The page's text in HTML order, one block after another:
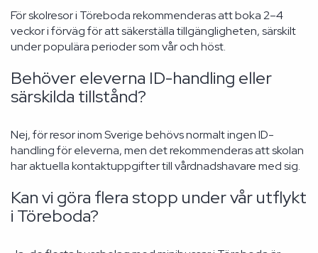
För skolresor i Töreboda rekommenderas att boka 2–4
veckor i förväg för att säkerställa tillgängligheten, särskilt
under populära perioder som vår och höst.
Behöver eleverna ID-handling eller
särskilda tillstånd?
Nej, för resor inom Sverige behövs normalt ingen ID-
handling för eleverna, men det rekommenderas att skolan
har aktuella kontaktuppgifter till vårdnadshavare med sig.
Kan vi göra flera stopp under vår utflykt
i Töreboda?